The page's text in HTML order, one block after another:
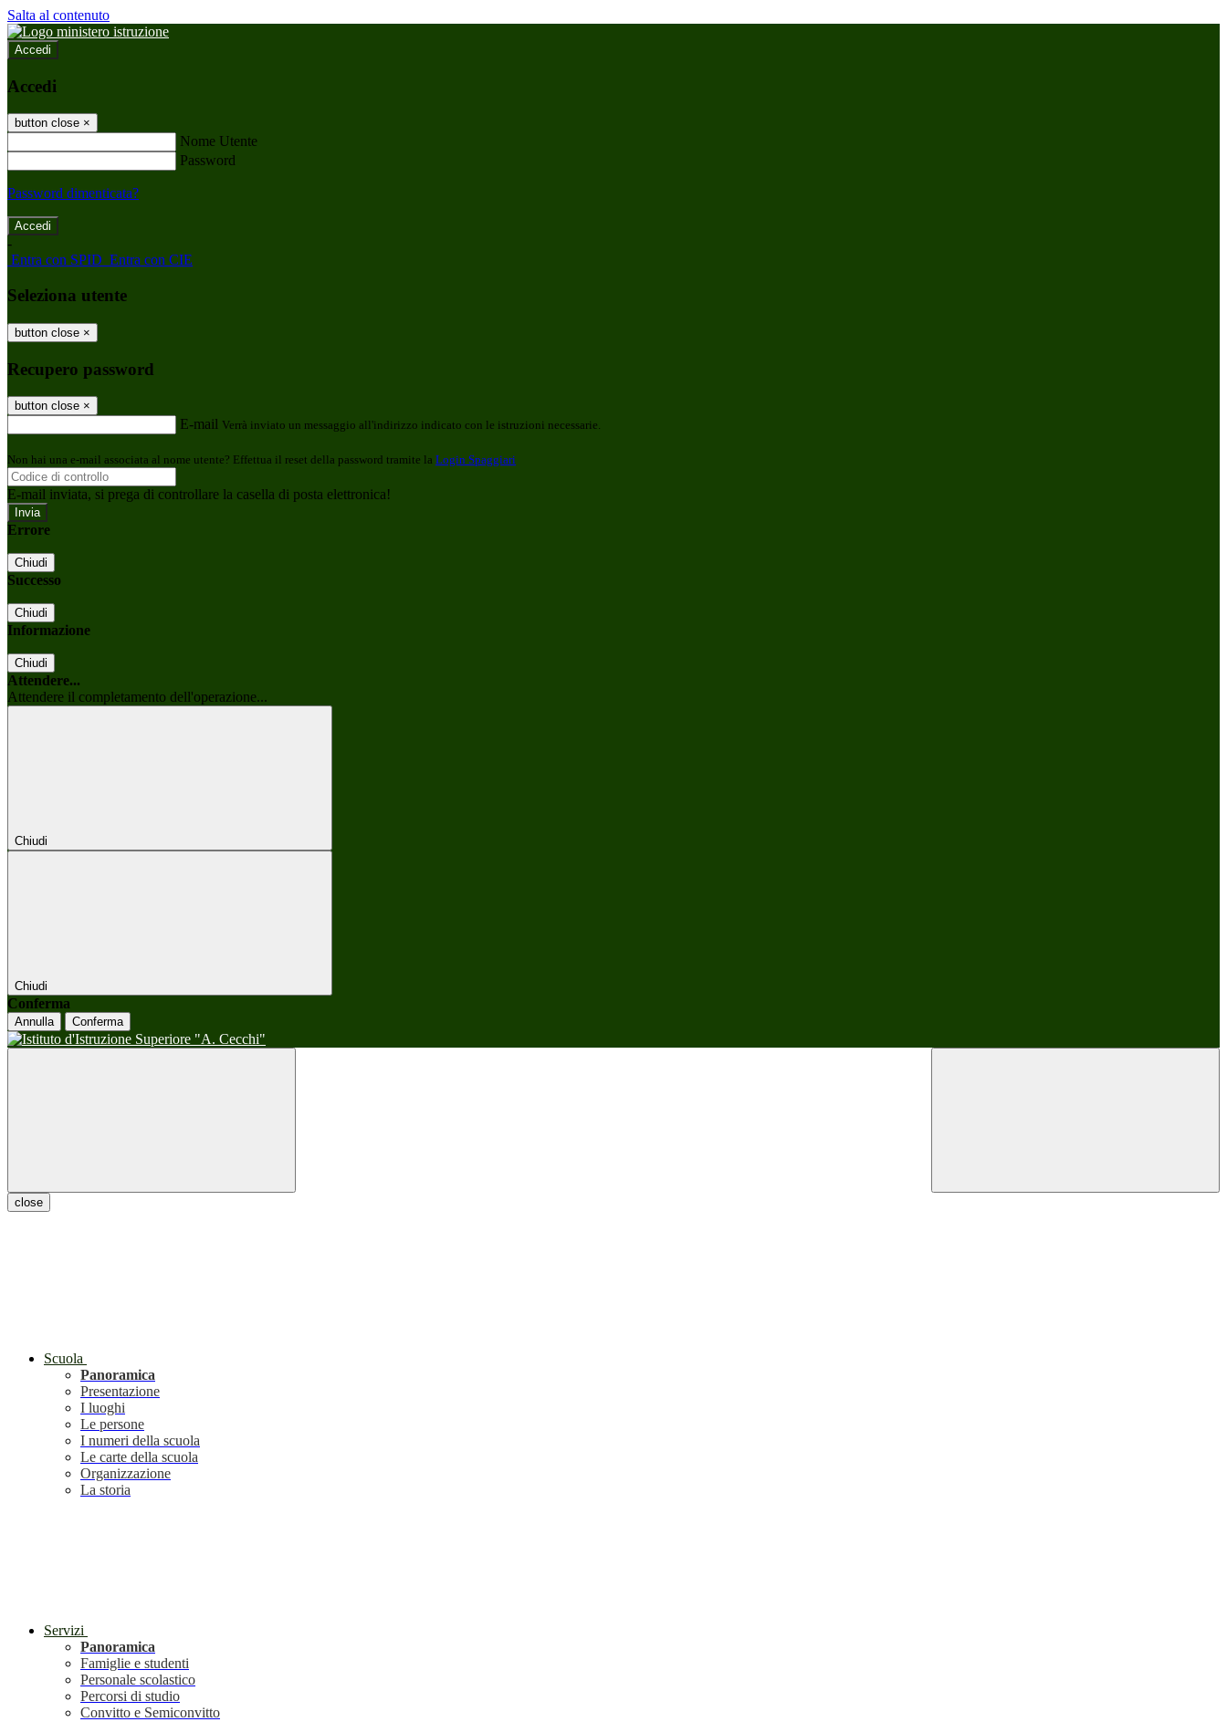
Salta al contenuto
Accedi
Accedi
button close ×
Nome Utente
Password
Password dimenticata?
-
Entra con SPID Entra con CIE
Seleziona utente
button close ×
Recupero password
button close ×
E-mail Verrà inviato un messaggio all'indirizzo indicato con le istruzioni necessarie.
Non hai una e-mail associata al nome utente? Effettua il reset della password tramite la Login Spaggiari
E-mail inviata, si prega di controllare la casella di posta elettronica!
Errore
Chiudi
Successo
Chiudi
Informazione
Chiudi
Attendere...
Attendere il completamento dell'operazione...
Chiudi
Chiudi
Conferma
Annulla Conferma
close
Scuola
Panoramica
Presentazione
I luoghi
Le persone
I numeri della scuola
Le carte della scuola
Organizzazione
La storia
Servizi
Panoramica
Famiglie e studenti
Personale scolastico
Percorsi di studio
Convitto e Semiconvitto